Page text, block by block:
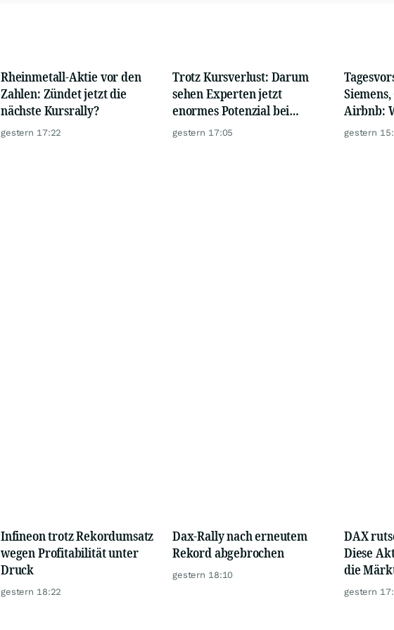
Rheinmetall-Aktie vor den
Zahlen: Zündet jetzt die
nächste Kursrally?
gestern 17:22
Trotz Kursverlust: Darum
sehen Experten jetzt
enormes Potenzial bei
Vonovia
gestern 17:05
Airbnb:
gestern
Infineon trotz Rekordumsatz
wegen Profitabilität unter
Druck
gestern 18:22
Dax-Rally nach erneutem
Rekord abgebrochen
gestern 18:10
DAX
Diese
die
gestern